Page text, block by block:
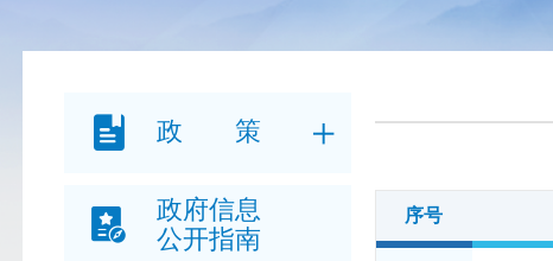
政 策
政府信息
公开指南
序号